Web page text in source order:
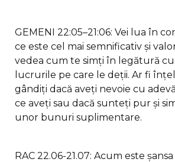
GEMENI 22:05–21:06: Vei lua în
ce este cel mai semnificativ și
vedea cum te simți în legătură cu
lucrurile pe care le deții. Ar fi
gândiți dacă aveți nevoie cu
ce aveți sau dacă sunteți pur și
unor bunuri suplimentare.
RAC 22.06-21.07: Acum este